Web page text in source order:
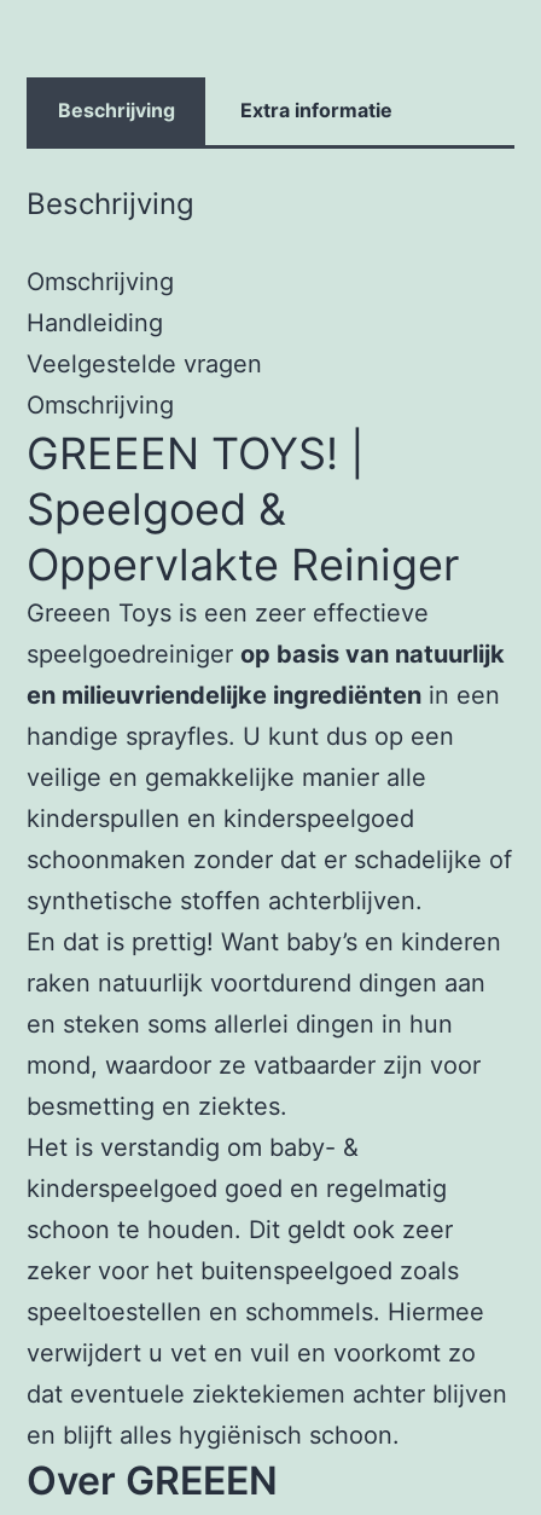
Beschrijving Extra informatie
Beschrijving
Omschrijving
Handleiding
Veelgestelde vragen
Omschrijving
GREEEN TOYS! |
Speelgoed &
Oppervlakte Reiniger
Greeen Toys is een zeer effectieve
speelgoedreinigerop basis van natuurlijk
en milieuvriendelijke ingrediënten in een
handige sprayfles. U kunt dus op een
veilige en gemakkelijke manier alle
kinderspullen en kinderspeelgoed
schoonmaken zonder dat er schadelijke of
synthetische stoffen achterblijven.
En dat is prettig! Want baby’s en kinderen
raken natuurlijk voortdurend dingen aan
en steken soms allerlei dingen in hun
mond, waardoor ze vatbaarder zijn voor
besmetting en ziektes.
Het is verstandig om baby- &
kinderspeelgoed goed en regelmatig
schoon te houden. Dit geldt ook zeer
zeker voor het buitenspeelgoed zoals
speeltoestellen en schommels. Hiermee
verwijdert u vet en vuil en voorkomt zo
dat eventuele ziektekiemen achter blijven
en blijft alles hygiënisch schoon.
Over GREEEN